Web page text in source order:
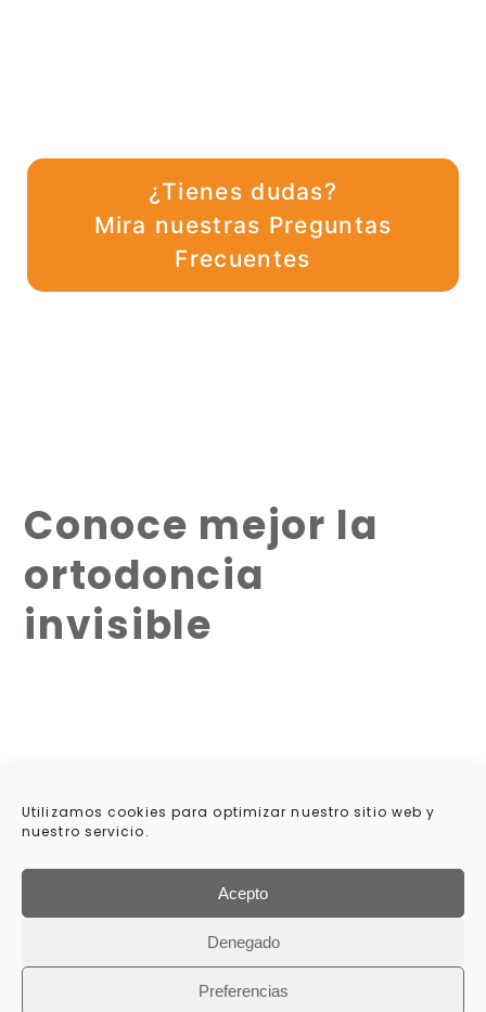
Utilizamos cookies para optimizar nuestro sitio web y
nuestro servicio.
Acepto
Denegado
Preferencias
¿Tienes dudas?
Mira nuestras Preguntas
Frecuentes
Conoce mejor la
ortodoncia
invisible